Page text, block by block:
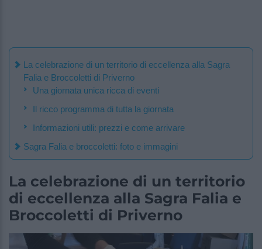
La celebrazione di un territorio di eccellenza alla Sagra
Falia e Broccoletti di Priverno
Una giornata unica ricca di eventi
Il ricco programma di tutta la giornata
Informazioni utili: prezzi e come arrivare
Sagra Falia e broccoletti: foto e immagini
La celebrazione di un territorio
di eccellenza alla Sagra Falia e
Broccoletti di Priverno